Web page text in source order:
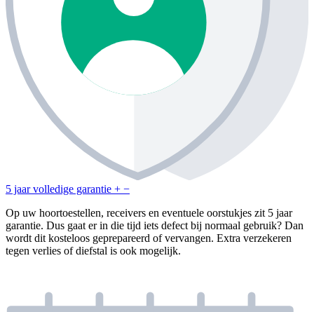
5 jaar volledige garantie + −
Op uw hoortoestellen, receivers en eventuele oorstukjes zit 5 jaar
garantie. Dus gaat er in die tijd iets defect bij normaal gebruik? Dan
wordt dit kosteloos geprepareerd of vervangen. Extra verzekeren
tegen verlies of diefstal is ook mogelijk.